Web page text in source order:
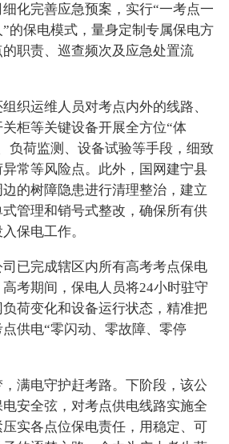
化完善应急预案，实行“一考点一
的保电模式，量身定制专属保电方
职责、巡查频次及应急处置流
织运维人员对考点内外的线路、
柜等关键设备开展全方位“体
负荷监测、设备试验等手段，细致
常等风险点。此外，国网建宁县
的树障隐患进行清理整治，建立
管理和销号式整改，确保所有供
保电工作。
已完成辖区内所有高考考点保电
考期间，保电人员将24小时驻守
荷变化和设备运行状态，精准把
供电“零闪动、零故障、零停
满电守护赶考路。下阶段，该公
安全弦，对考点供电线路实施全
实各点位保电责任，用稳定、可